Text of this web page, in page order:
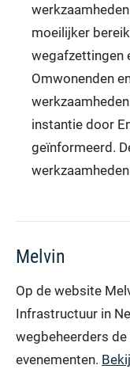
moeilijker
wegafzettingen
Omwonenden
instantie door
geïnformeerd.
Melvin
Op de website
Infrastructuur in
wegbeheerders
evenementen.